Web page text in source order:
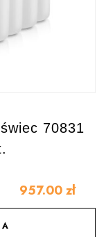
70831
957.00 zł